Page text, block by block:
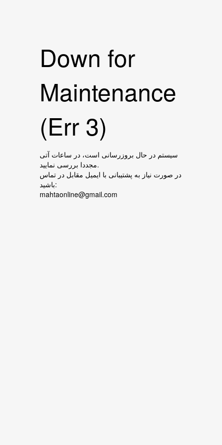
Down for
Maintenance
(Err 3)
سیستم در حال بروزرسانی است، در ساعات آتی
مجددا بررسی نمایید.
در صورت نیاز به پشتیبانی با ایمیل مقابل در تماس
باشید:
mahtaonline@gmail.com